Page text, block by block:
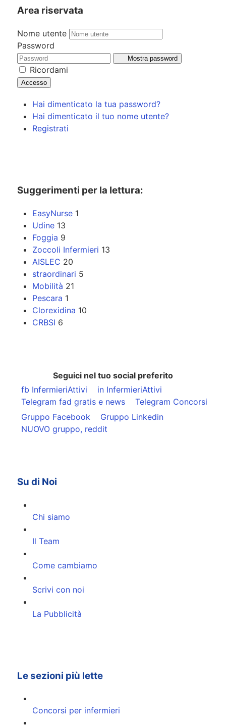
Area riservata
Nome utente
Password
Mostra password
Ricordami
Accesso
Hai dimenticato la tua password?
Hai dimenticato il tuo nome utente?
Registrati
Suggerimenti per la lettura:
EasyNurse 1
Udine 13
Foggia 9
Zoccoli Infermieri 13
AISLEC 20
straordinari 5
Mobilità 21
Pescara 1
Clorexidina 10
CRBSI 6
Seguici nel tuo social preferito
fb InfermieriAttivi
in InfermieriAttivi
Telegram fad gratis e news
Telegram Concorsi
Gruppo Facebook
Gruppo Linkedin
NUOVO gruppo, reddit
Su di Noi
Chi siamo
Il Team
Come cambiamo
Scrivi con noi
La Pubblicità
Le sezioni più lette
Concorsi per infermieri